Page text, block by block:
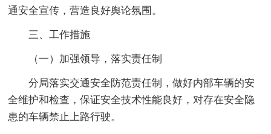
通安全宣传，营造良好舆论氛围。
三、工作措施
（一）加强领导，落实责任制
分局落实交通安全防范责任制，做好内部车辆的安
全维护和检查，保证安全技术性能良好，对存在安全隐
患的车辆禁止上路行驶。